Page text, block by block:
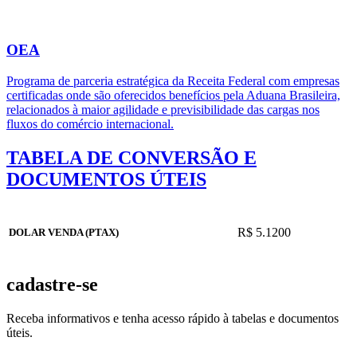
OEA
Programa de parceria estratégica da Receita Federal com empresas
certificadas onde são oferecidos benefícios pela Aduana Brasileira,
relacionados à maior agilidade e previsibilidade das cargas nos
fluxos do comércio internacional.
TABELA DE CONVERSÃO E
DOCUMENTOS ÚTEIS
DOLAR VENDA (PTAX) R$ 5.1200
cadastre-se
Receba informativos e tenha acesso rápido à tabelas e documentos
úteis.